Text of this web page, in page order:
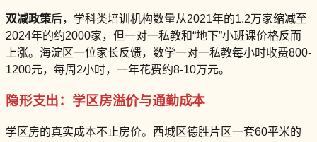
双减政策后，学科类培训机构数量从2021年的1.2万家缩减至
2024年的约2000家，但一对一私教和“地下”小班课价格反而
上涨。海淀区一位家长反馈，数学一对一私教每小时收费800-
1200元，每周2小时，一年花费约8-10万元。
隐形支出：学区房溢价与通勤成本
学区房的真实成本不止房价。西城区德胜片区一套60平米的